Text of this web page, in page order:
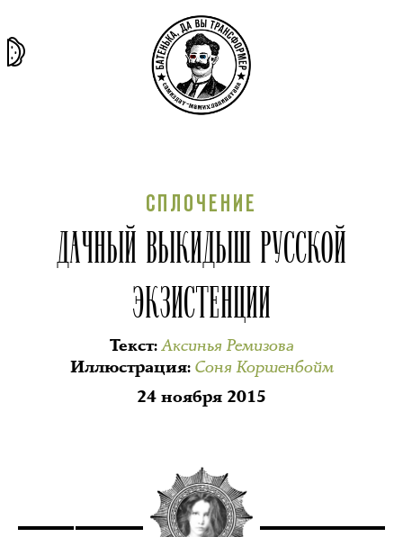
СПЛОЧЕНИЕ
ДАЧНЫЙ ВЫКИДЫШ РУССКОЙ
ЭКЗИСТЕНЦИИ
Текст:Аксинья Ремизова
Иллюстрация: Соня Коршенбойм
24 ноября 2015